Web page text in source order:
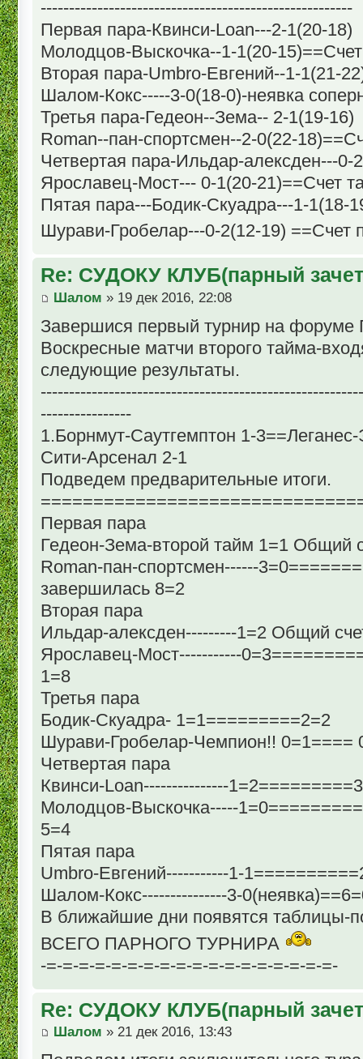
-------------------------------------------------------
Первая пара-Квинси-Loan---2-1(20-18)
Молодцов-Выскочка--1-1(20-
Вторая пара-Umbro-Евгений--1-1(21-
Шалом-Кокс-----3-0(18-0)-неявка
Третья пара-Гедеон--Зема-- 2-1(19-16)
Roman--пан-спортсмен--2-0(22-
Четвертая пара-Ильдар-алексден---0-
Ярославец-Мост--- 0-1(20-21)==Счет
Пятая пара---Бодик-Скуадра---1-1(18-
Шурави-Гробелар---0-2(12-19) ==Счет
Re: СУДОКУ КЛУБ(парный
Шалом » 19 дек 2016, 22:08
Завершися первый турнир на форуме
Воскресные матчи второго тайма-
следующие результаты.
----------------
1.Борнмут-Саутгемптон 1-
Сити-Арсенал 2-1
Подведем предварительные итоги.
Первая пара
Гедеон-Зема-второй тайм 1=1 Общий
Roman-пан-спортсмен------
завершилась 8=2
Вторая пара
Ильдар-алексден---------1=2 Общий
Ярославец-Мост-----------
1=8
Третья пара
Бодик-Скуадра- 1=1=========2=2
Шурави-Гробелар-Чемпион!! 0=1====
Четвертая пара
Квинси-Loan---------------
Молодцов-Выскочка-----
5=4
Пятая пара
Umbro-Евгений-----------1-
Шалом-Кокс---------------3-
В ближайшие дни появятся
ВСЕГО ПАРНОГО ТУРНИРА
-=-=-=-=-=-=-=-=-=-=-=-=-=-=-=-=-=-=-
Re: СУДОКУ КЛУБ(парный
Шалом » 21 дек 2016, 13:43